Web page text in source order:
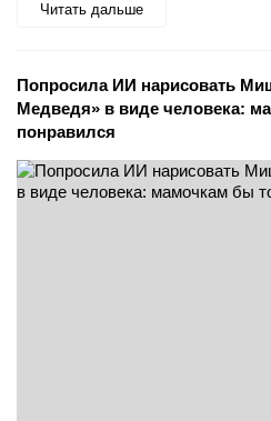
Читать дальше
Попросила ИИ нарисовать
Медведя» в виде человека:
понравился